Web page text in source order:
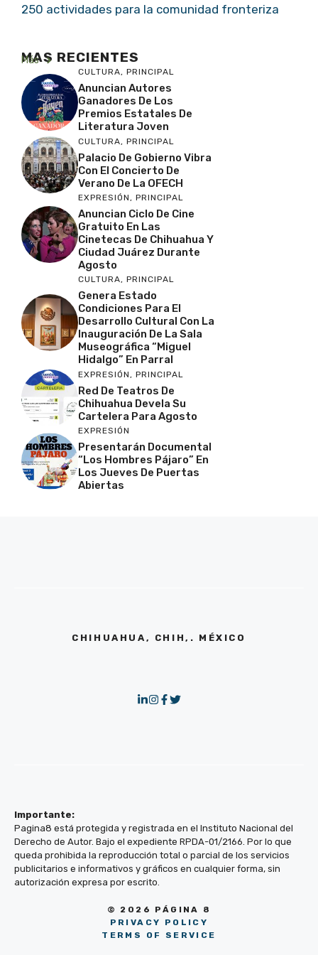
250 actividades para la comunidad fronteriza
MAS RECIENTES
Más
CULTURA, PRINCIPAL
Anuncian Autores
Ganadores De Los
Premios Estatales De
Literatura Joven
CULTURA, PRINCIPAL
Palacio De Gobierno Vibra
Con El Concierto De
Verano De La OFECH
EXPRESIÓN, PRINCIPAL
Anuncian Ciclo De Cine
Gratuito En Las
Cinetecas De Chihuahua Y
Ciudad Juárez Durante
Agosto
CULTURA, PRINCIPAL
Genera Estado
Condiciones Para El
Desarrollo Cultural Con La
Inauguración De La Sala
Museográfica “Miguel
Hidalgo” En Parral
EXPRESIÓN , PRINCIPAL
Red De Teatros De
Chihuahua Devela Su
Cartelera Para Agosto
EXPRESIÓN
Presentarán Documental
“Los Hombres Pájaro” En
Los Jueves De Puertas
Abiertas
CHIHUAHUA, CHIH,. MÉXICO
Importante:
Pagina8 está protegida y registrada en el Instituto Nacional del
Derecho de Autor. Bajo el expediente RPDA-01/2166. Por lo que
queda prohibida la reproducción total o parcial de los servicios
publicitarios e informativos y gráficos en cualquier forma, sin
autorización expresa por escrito.
© 2026 PÁGINA 8
PRIVACY POLICY
TERMS OF SERVICE